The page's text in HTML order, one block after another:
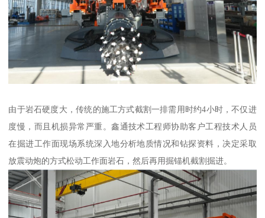
由于岩石硬度大，传统的施工方式截割一排需用时约4小时，不仅进
度慢，而且机损异常严重。鑫通技术工程师协助客户工程技术人员
在掘进工作面现场系统深入地分析地质情况和钻探资料，决定采取
放震动炮的方式松动工作面岩石，然后再用掘锚机截割掘进。